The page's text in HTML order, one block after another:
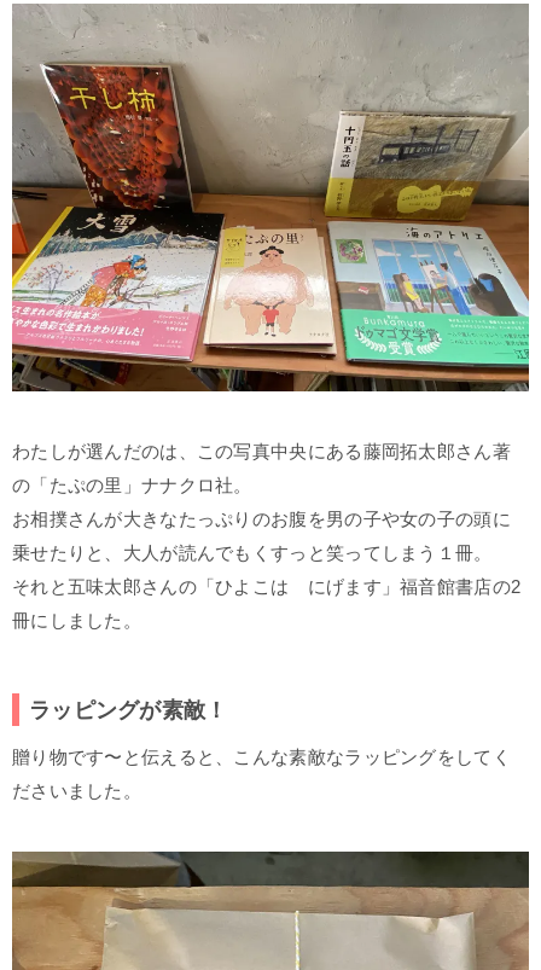
わたしが選んだのは、この写真中央にある藤岡拓太郎さん著
の「たぷの里」ナナクロ社。
お相撲さんが大きなたっぷりのお腹を男の子や女の子の頭に
乗せたりと、大人が読んでもくすっと笑ってしまう１冊。
それと五味太郎さんの「ひよこは にげます」福音館書店の2
冊にしました。
ラッピングが素敵！
贈り物です〜と伝えると、こんな素敵なラッピングをしてく
ださいました。